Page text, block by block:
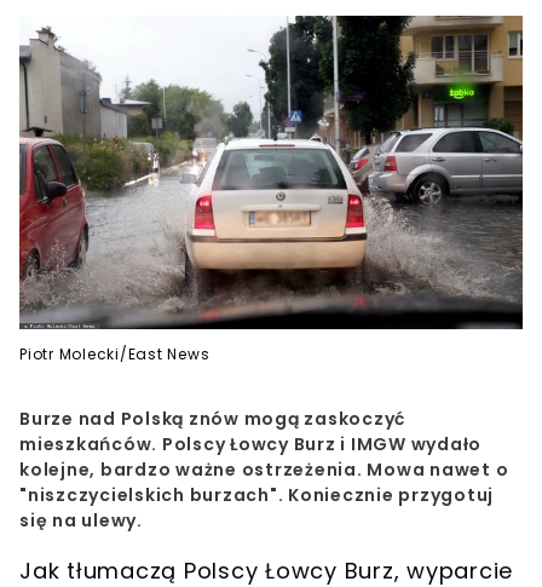
Piotr Molecki/East News
Burze nad Polską znów mogą zaskoczyć
mieszkańców. Polscy Łowcy Burz i IMGW wydało
kolejne, bardzo ważne ostrzeżenia. Mowa nawet o
"niszczycielskich burzach". Koniecznie przygotuj
się na ulewy.
Jak tłumaczą Polscy Łowcy Burz, wyparcie